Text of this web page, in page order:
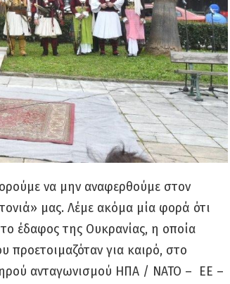
να μην αναφερθούμε στον
μας. Λέμε ακόμα μία φορά ότι
έδαφος της Ουκρανίας, η οποία
προετοιμαζόταν για καιρό, στο
ανταγωνισμού ΗΠΑ / ΝΑΤΟ – ΕΕ –